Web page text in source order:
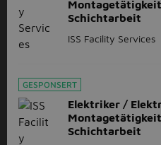
Schichtarbeit
ISS Facility Services
GESPONSERT
Elektriker /
Schichtarbeit